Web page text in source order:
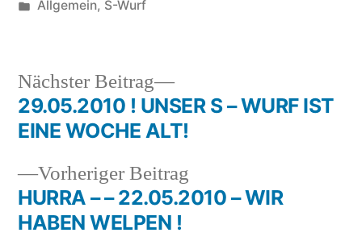
von
Veröffentlicht
Allgemein, S-Wurf
Beitragsnavigation
Vorheriger Beitrag
Beitrag:
HURRA – – 22.05.2010 – WIR
HABEN WELPEN !
Nächster Beitrag
Nächster
Beitrag:
29.05.2010 ! UNSER S – WURF IST
EINE WOCHE ALT!